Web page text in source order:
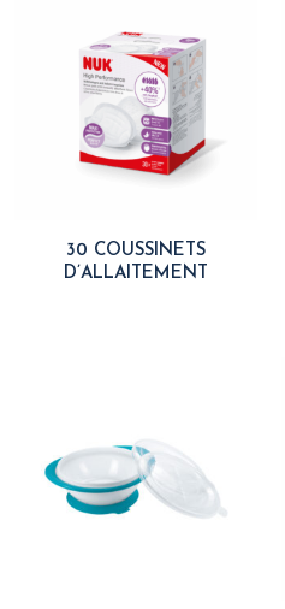
30 COUSSINETS
D’ALLAITEMENT